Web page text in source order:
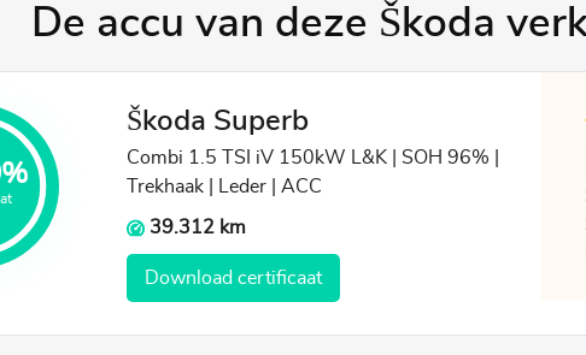
De accu van deze Škoda
Škoda Superb
Combi 1.5 TSI iV 150kW L&K | SOH 96% |
Trekhaak | Leder | ACC
39.312 km
Download certificaat